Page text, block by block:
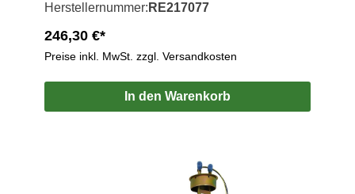
Herstellernummer: RE217077
246,30 €*
Preise inkl. MwSt. zzgl. Versandkosten
In den Warenkorb